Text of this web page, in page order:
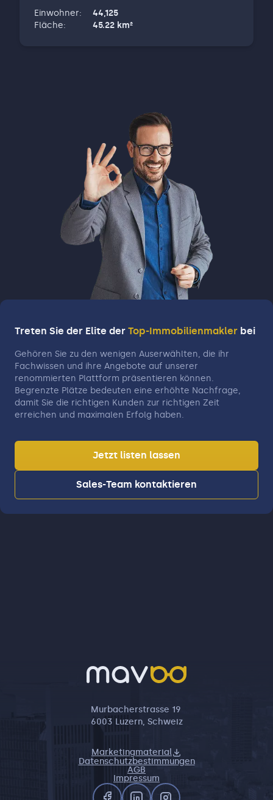
Vertrauen, Zuverlässigkeit und Transparenz
stehen dabei immer im Vordergrund.
Einwohner:
44,125
Fläche: 45.22 km²
Treten Sie der Elite der Top-Immobilienmakler bei
Gehören Sie zu den wenigen Auserwählten, die ihr
Fachwissen und ihre Angebote auf unserer
renommierten Plattform präsentieren können.
Begrenzte Plätze bedeuten eine erhöhte Nachfrage,
damit Sie die richtigen Kunden zur richtigen Zeit
erreichen und maximalen Erfolg haben.
Jetzt listen lassen
Sales-Team kontaktieren
Murbacherstrasse 19
6003 Luzern, Schweiz
Marketingmaterial
Datenschutzbestimmungen
AGB
Impressum